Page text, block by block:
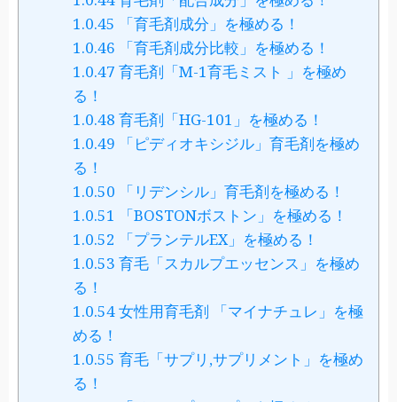
1.0.45 「育毛剤成分」を極める！
1.0.46 「育毛剤成分比較」を極める！
1.0.47 育毛剤「M-1育毛ミスト 」を極め
る！
1.0.48 育毛剤「HG-101」を極める！
1.0.49 「ピディオキシジル」育毛剤を極め
る！
1.0.50 「リデンシル」育毛剤を極める！
1.0.51 「BOSTONボストン」を極める！
1.0.52 「プランテルEX」を極める！
1.0.53 育毛「スカルプエッセンス」を極め
る！
1.0.54女性用育毛剤 「マイナチュレ」を極
める！
1.0.55 育毛「サプリ,サプリメント」を極め
る！